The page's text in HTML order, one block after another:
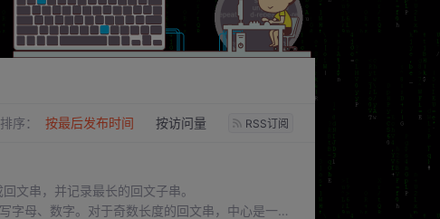
排序： 按最后发布时间 按访问量 RSS订阅
文串，并记录最长的回文子串。
、数字。对于奇数长度的回文串，中心是一个